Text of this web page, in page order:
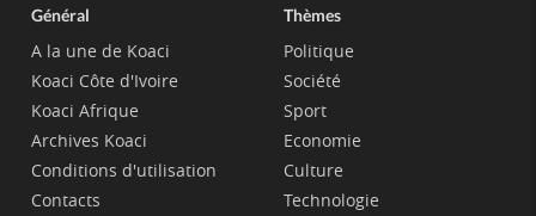
Général
A la une de Koaci
Koaci Côte d'Ivoire
Koaci Afrique
Archives Koaci
Conditions d'utilisation
Contacts
Thèmes
Politique
Société
Sport
Economie
Culture
Technologie